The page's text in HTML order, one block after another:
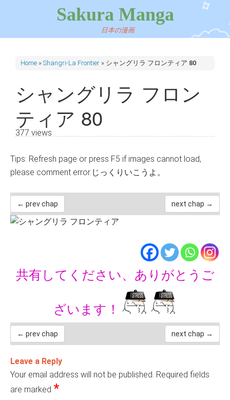
Sakura Manga
日本の漫画
Home » Shangri-La Frontier » シャングリラ フロンティア 80
シャングリラ フロン
ティア 80
377 views
Tips: Refresh page or press F5 if images cannot load,
please comment error.じっくりいこうよ。
← prev chap next chap →
共有してください、ありがとうご
ざいます！
← prev chap next chap →
Leave a Reply
Your email address will not be published. Required fields
are marked *